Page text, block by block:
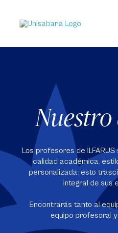
contenido
principal
Los profesores de
calidad académica,
personalizada; esto
integral de sus
Encontrarás tanto al
equipo profesoral